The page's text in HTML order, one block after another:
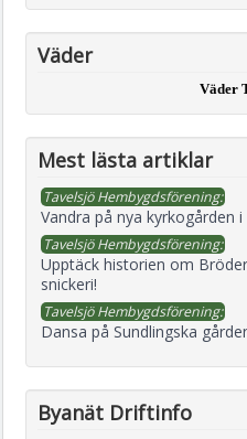
Väder
Väder
Mest lästa artiklar
Tavelsjö Hembygdsförening:
Vandra på nya kyrkogården
Tavelsjö Hembygdsförening:
Upptäck historien om
snickeri!
Tavelsjö Hembygdsförening:
Dansa på Sundlingska
Byanät Driftinfo